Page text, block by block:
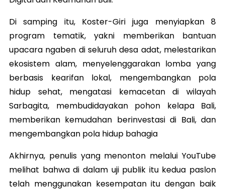
Di samping itu, Koster-Giri juga menyiapkan 8
program tematik, yakni memberikan bantuan
upacara ngaben di seluruh desa adat, melestarikan
ekosistem alam, menyelenggarakan lomba yang
berbasis kearifan lokal, mengembangkan pola
hidup sehat, mengatasi kemacetan di wilayah
Sarbagita, membudidayakan pohon kelapa Bali,
memberikan kemudahan berinvestasi di Bali, dan
mengembangkan pola hidup bahagia
Akhirnya, penulis yang menonton melalui YouTube
melihat bahwa di dalam uji publik itu kedua paslon
telah menggunakan kesempatan itu dengan baik